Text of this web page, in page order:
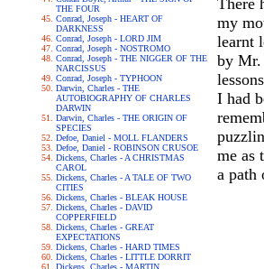
THE FOUR
Conrad, Joseph - HEART OF
DARKNESS
Conrad, Joseph - LORD JIM
Conrad, Joseph - NOSTROMO
Conrad, Joseph - THE NIGGER OF THE
NARCISSUS
Conrad, Joseph - TYPHOON
Darwin, Charles - THE
AUTOBIOGRAPHY OF CHARLES
DARWIN
Darwin, Charles - THE ORIGIN OF
SPECIES
Defoe, Daniel - MOLL FLANDERS
Defoe, Daniel - ROBINSON CRUSOE
Dickens, Charles - A CHRISTMAS
CAROL
Dickens, Charles - A TALE OF TWO
CITIES
Dickens, Charles - BLEAK HOUSE
Dickens, Charles - DAVID
COPPERFIELD
Dickens, Charles - GREAT
EXPECTATIONS
Dickens, Charles - HARD TIMES
Dickens, Charles - LITTLE DORRIT
Dickens, Charles - MARTIN
There
my
learnt
by Mr.
I had
me as
a path